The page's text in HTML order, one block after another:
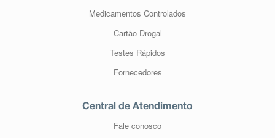
Medicamentos Controlados
Cartão Drogal
Testes Rápidos
Fornecedores
Central de Atendimento
Fale conosco